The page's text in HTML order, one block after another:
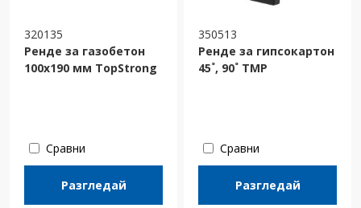
320135
Ренде за газобетон
100х190 мм TopStrong
Сравни
Разгледай
350513
Ренде за гипсокартон
45˚, 90˚ TMP
Сравни
Разгледай